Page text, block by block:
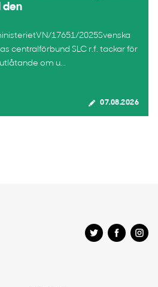
den
17651/2025Svenska
centralförbund SLC r.f. tackar för
om u...
07.08.2026